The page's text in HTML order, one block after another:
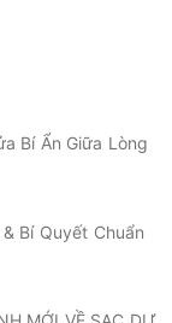
Bí Ẩn Giữa Lòng
Bí Quyết Chuẩn